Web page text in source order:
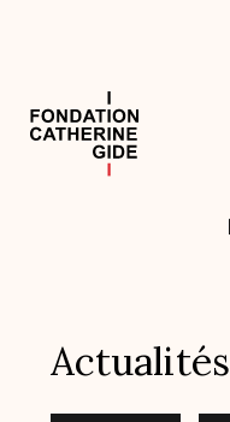
principal
Actualités